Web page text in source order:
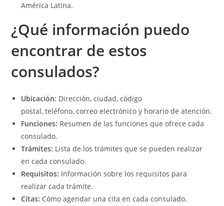
América Latina.
¿Qué información puedo
encontrar de estos
consulados?
Ubicación: Dirección, ciudad, código
postal, teléfono, correo electrónico y horario de atención.
Funciones: Resumen de las funciones que ofrece cada
consulado.
Trámites: Lista de los trámites que se pueden realizar
en cada consulado.
Requisitos: Información sobre los requisitos para
realizar cada trámite.
Citas: Cómo agendar una cita en cada consulado.